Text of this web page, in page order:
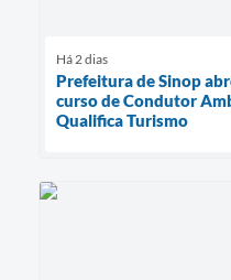
Há 2 dias
Prefeitura de Sinop
curso de Condutor
Qualifica Turismo